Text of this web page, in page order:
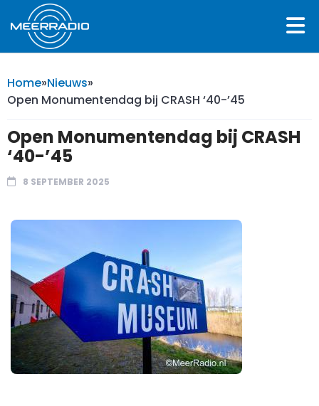
Home»Nieuws»
Open Monumentendag bij CRASH ‘40-’45
Open Monumentendag bij CRASH
‘40-’45
8 SEPTEMBER 2025